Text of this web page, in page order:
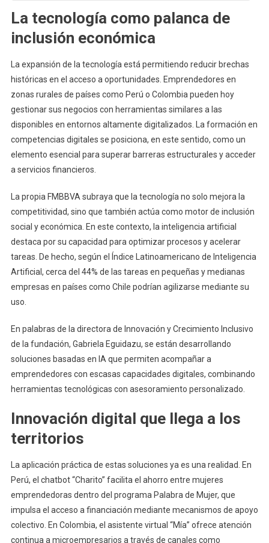
La tecnología como palanca de
inclusión económica
La expansión de la tecnología está permitiendo reducir brechas
históricas en el acceso a oportunidades. Emprendedores en
zonas rurales de países como Perú o Colombia pueden hoy
gestionar sus negocios con herramientas similares a las
disponibles en entornos altamente digitalizados. La formación en
competencias digitales se posiciona, en este sentido, como un
elemento esencial para superar barreras estructurales y acceder
a servicios financieros.
La propia FMBBVA subraya que la tecnología no solo mejora la
competitividad, sino que también actúa como motor de inclusión
social y económica. En este contexto, la inteligencia artificial
destaca por su capacidad para optimizar procesos y acelerar
tareas. De hecho, según el Índice Latinoamericano de Inteligencia
Artificial, cerca del 44% de las tareas en pequeñas y medianas
empresas en países como Chile podrían agilizarse mediante su
uso.
En palabras de la directora de Innovación y Crecimiento Inclusivo
de la fundación, Gabriela Eguidazu, se están desarrollando
soluciones basadas en IA que permiten acompañar a
emprendedores con escasas capacidades digitales, combinando
herramientas tecnológicas con asesoramiento personalizado.
Innovación digital que llega a los
territorios
La aplicación práctica de estas soluciones ya es una realidad. En
Perú, el chatbot “Charito” facilita el ahorro entre mujeres
emprendedoras dentro del programa Palabra de Mujer, que
impulsa el acceso a financiación mediante mecanismos de apoyo
colectivo. En Colombia, el asistente virtual “Mía” ofrece atención
continua a microempresarios a través de canales como